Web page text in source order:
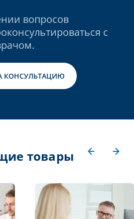
вопросов
с
КОНСУЛЬТАЦИЮ
товары